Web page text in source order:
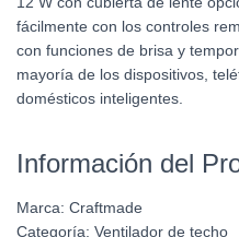
fácilmente con los controles
con funciones de brisa y
mayoría de los dispositivos,
domésticos inteligentes.
Información del
Marca: Craftmade
Categoría: Ventilador de techo